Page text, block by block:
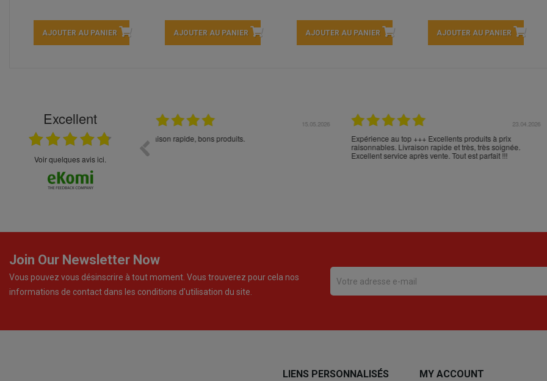
AJOUTER AU PANIER AJOUTER AU PANIER AJOUTER AU PANIER AJOUTER AU PANIER
Excellent
Voir quelques avis ici.
17.04.2026
Ayant goûter des bières *** 0% en Espagne et n'en
Comme d'habitude, excellent emballage, mais
aberrant de NOVA POST (versus FEDEX): Cabos de
Palos - Alicante - Barcelone - Milan - Nice - Monoblet
Join Our Newsletter Now
Vous pouvez vous désinscrire à tout moment. Vous trouverez pour cela nos
informations de contact dans les conditions d'utilisation du site.
LIENS PERSONNALISÉS MY ACCOUNT